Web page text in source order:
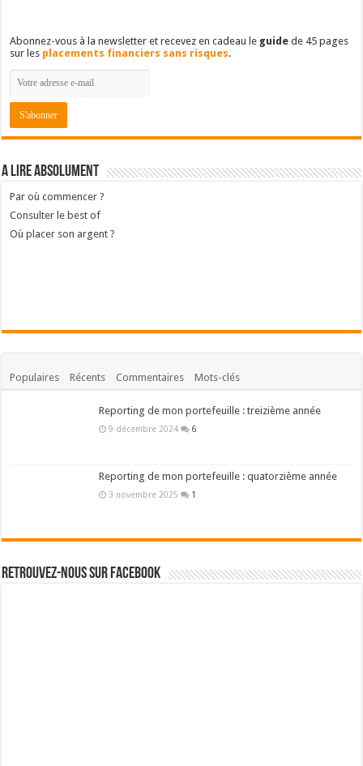
Abonnez-vous à la newsletter et recevez en cadeau le guide de 45 pages
sur les placements financiers sans risques.
A lire absolument
Par où commencer ?
Consulter le best of
Où placer son argent ?
Populaires Récents Commentaires Mots-clés
Reporting de mon portefeuille : treizième année
9 décembre 2024 6
Reporting de mon portefeuille : quatorzième année
3 novembre 2025 1
Retrouvez-nous sur Facebook